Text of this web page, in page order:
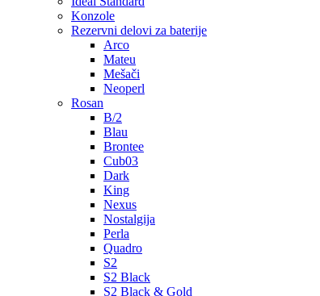
Konzole
Rezervni delovi za baterije
Arco
Mateu
Mešači
Neoperl
Rosan
B/2
Blau
Brontee
Cub03
Dark
King
Nexus
Nostalgija
Perla
Quadro
S2
S2 Black
S2 Black & Gold